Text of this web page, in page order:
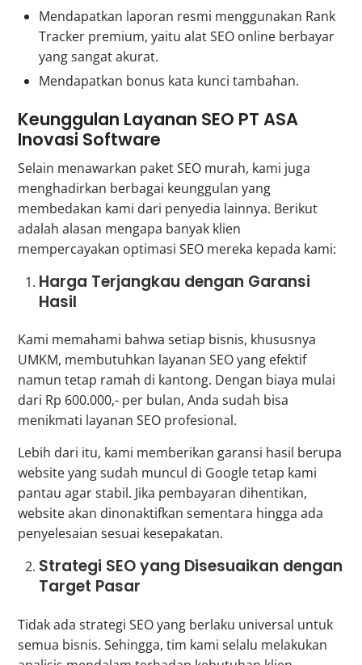
Mendapatkan laporan resmi menggunakan Rank
Tracker premium, yaitu alat SEO online berbayar
yang sangat akurat.
Mendapatkan bonus kata kunci tambahan.
Keunggulan Layanan SEO PT ASA
Inovasi Software
Selain menawarkan paket SEO murah, kami juga
menghadirkan berbagai keunggulan yang
membedakan kami dari penyedia lainnya. Berikut
adalah alasan mengapa banyak klien
mempercayakan optimasi SEO mereka kepada kami:
Harga Terjangkau dengan Garansi
Hasil
Kami memahami bahwa setiap bisnis, khususnya
UMKM, membutuhkan layanan SEO yang efektif
namun tetap ramah di kantong. Dengan biaya mulai
dari Rp 600.000,- per bulan, Anda sudah bisa
menikmati layanan SEO profesional.
Lebih dari itu, kami memberikan garansi hasil berupa
website yang sudah muncul di Google tetap kami
pantau agar stabil. Jika pembayaran dihentikan,
website akan dinonaktifkan sementara hingga ada
penyelesaian sesuai kesepakatan.
Strategi SEO yang Disesuaikan dengan
Target Pasar
Tidak ada strategi SEO yang berlaku universal untuk
semua bisnis. Sehingga, tim kami selalu melakukan